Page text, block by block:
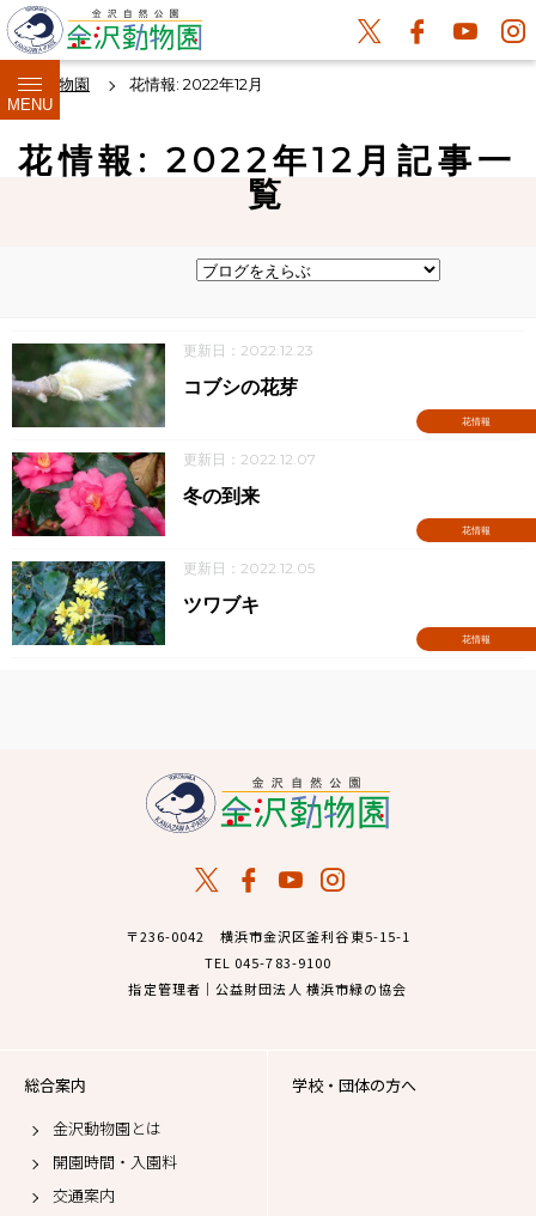
MENU
金沢動物園 花情報: 2022年12月
花情報: 2022年12月記事一
覧
更新日：2022.12.23
花情報
コブシの花芽
更新日：2022.12.07
花情報
冬の到来
更新日：2022.12.05
花情報
ツワブキ
〒236-0042 横浜市金沢区釜利谷東5-15-1
TEL 045-783-9100
指定管理者｜公益財団法人 横浜市緑の協会
総合案内
金沢動物園とは
開園時間・入園料
交通案内
学校・団体の方へ